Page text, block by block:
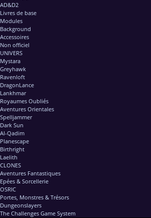
AD&D2
Livres de base
Modules
Background
Accessoires
Non officiel
UNIVERS
Mystara
Greyhawk
Ravenloft
DragonLance
Lankhmar
Royaumes Oubliés
Aventures Orientales
Spelljammer
Dark Sun
Al-Qadim
Planescape
Birthright
Laelith
CLONES
Aventures Fantastiques
Epées & Sorcellerie
OSRIC
Portes, Monstres & Trésors
Dungeonslayers
The Challenges Game System